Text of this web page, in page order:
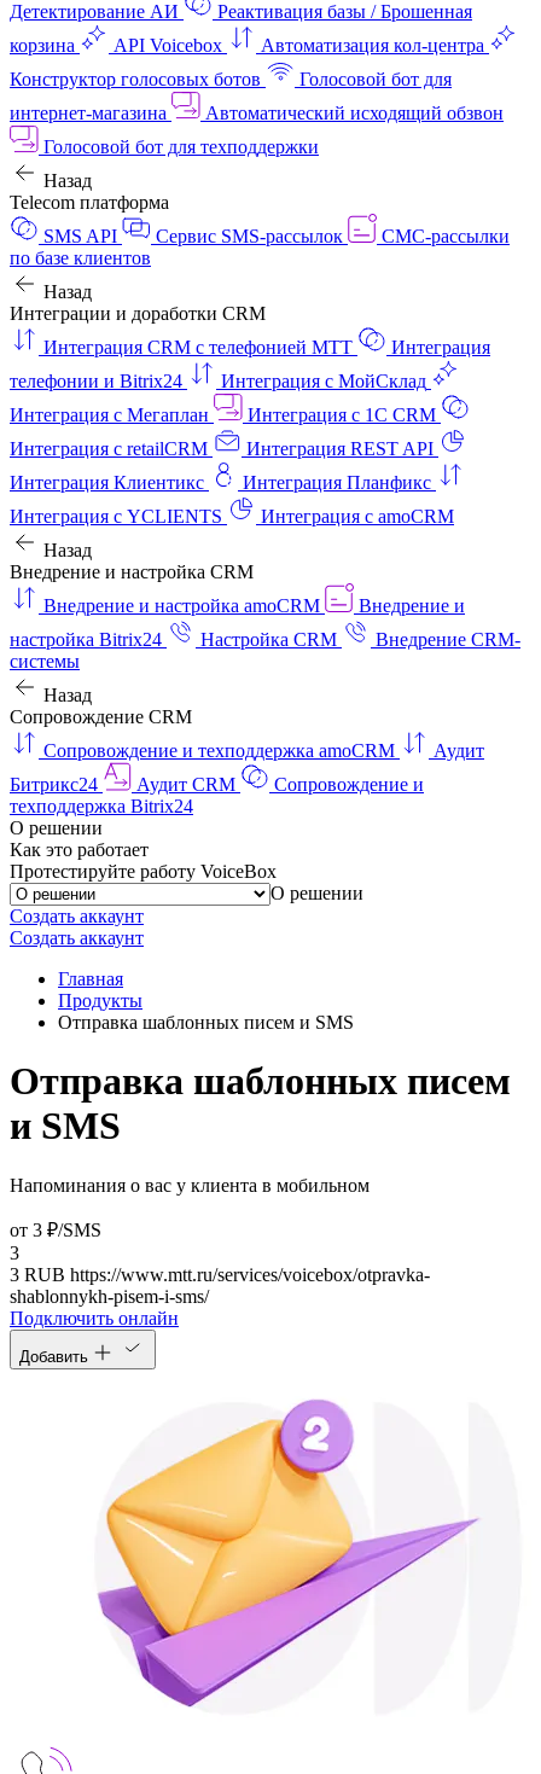
Детектирование АИ
Реактивация базы / Брошенная
корзина
API Voicebox
Автоматизация кол‑центра
Конструктор голосовых ботов
Голосовой бот для
интернет‑магазина
Автоматический исходящий обзвон
Голосовой бот для техподдержки
Назад
Telecom платформа
SMS API
Сервис SMS-рассылок
СМС-рассылки
по базе клиентов
Назад
Интеграции и доработки CRM
Интеграция CRM с телефонией МТТ
Интеграция
телефонии и Bitrix24
Интеграция с МойСклад
Интеграция с Мегаплан
Интеграция с 1C CRM
Интеграция с retailCRM
Интеграция REST API
Интеграция Клиентикс
Интеграция Планфикс
Интеграция с YCLIENTS
Интеграция с amoCRM
Назад
Внедрение и настройка CRM
Внедрение и настройка amoCRM
Внедрение и
настройка Bitrix24
Настройка CRM
Внедрение CRM-
системы
Назад
Сопровождение CRM
Сопровождение и техподдержка amoCRM
Аудит
Битрикс24
Аудит CRM
Сопровождение и
техподдержка Bitrix24
О решении
Как это работает
Протестируйте работу VoiceBox
О решении
Создать аккаунт
Создать аккаунт
Главная
Продукты
Отправка шаблонных писем и SMS
Отправка шаблонных писем
и SMS
Напоминания о вас у клиента в мобильном
от 3 ₽/SMS
3
3 RUB https://www.mtt.ru/services/voicebox/otpravka-
shablonnykh-pisem-i-sms/
Подключить онлайн
Добавить